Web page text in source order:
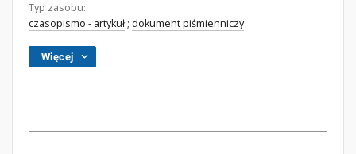
Typ zasobu:
czasopismo - artykuł ; dokument piśmienniczy
Więcej